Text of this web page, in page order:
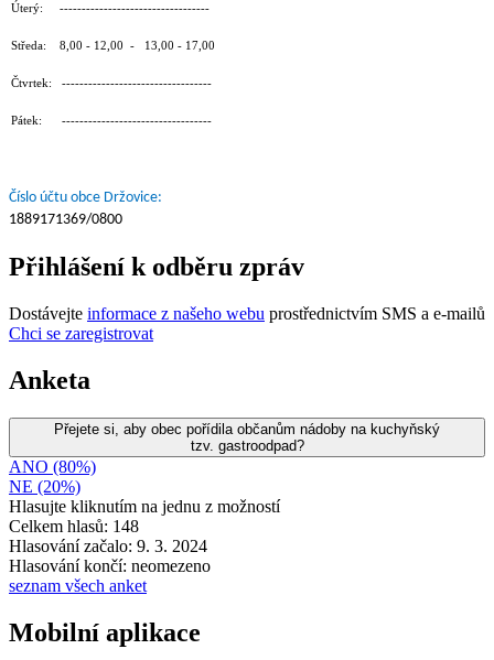
Úterý: ----------------------------------
Středa: 8,00 - 12,00 - 13,00 - 17,00
Čtvrtek: ----------------------------------
Pátek: ----------------------------------
Číslo účtu obce Držovice:
1889171369/0800
Přihlášení k odběru zpráv
Dostávejte informace z našeho webu prostřednictvím SMS a e-mailů
Chci se zaregistrovat
Anketa
Přejete si, aby obec pořídila občanům nádoby na kuchyňský
tzv. gastroodpad?
ANO (80%)
NE (20%)
Hlasujte kliknutím na jednu z možností
Celkem hlasů: 148
Hlasování začalo: 9. 3. 2024
Hlasování končí: neomezeno
seznam všech anket
Mobilní aplikace